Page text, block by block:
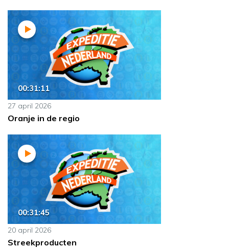
00:31:11
27 april 2026
Oranje in de regio
00:31:45
20 april 2026
Streekproducten